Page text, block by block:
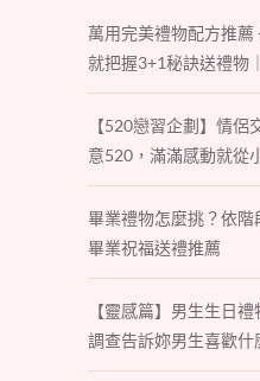
萬用完美禮物配方推
就把握3+1秘訣送禮物
【520戀習企劃】情侶
意520，滿滿感動就從
畢業禮物怎麼挑？依
畢業祝福送禮推薦
【靈感篇】男生生日
調查告訴妳男生喜歡什